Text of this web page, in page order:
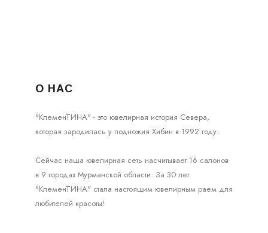
О НАС
"КлеменТИНА" - это ювелирная история Севера,
которая зародилась у подножия Хибин в 1992 году.
Сейчас наша ювелирная сеть насчитывает 16 салонов
в 9 городах Мурманской области. За 30 лет
"КлеменТИНА" стала настоящим ювелирным раем для
любителей красоты!